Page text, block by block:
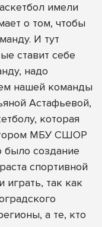
имели
о том, чтобы
И тут
ставит себе
надо
нашей команды
Астафьевой,
которая
МБУ СШОР
было создание
спортивной
так как
а те, кто